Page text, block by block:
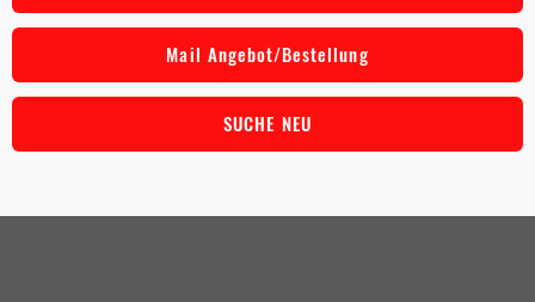
Mail Angebot/Bestellung
SUCHE NEU